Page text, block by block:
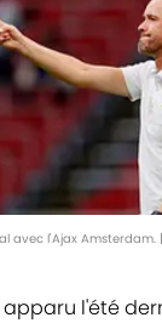
avec l'Ajax Amsterdam.
l'été